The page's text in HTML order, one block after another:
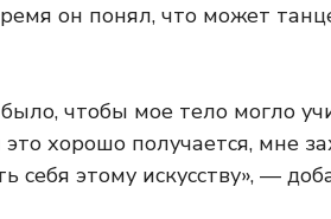
он понял, что может
чтобы мое тело могло
хорошо получается, мне
себя этому искусству», —